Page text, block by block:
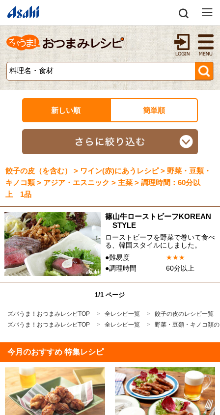
新しい順 簡単順
餃子の皮（を含む） > ワイン(赤)にあうレシピ > 野菜・豆類・
キノコ類 > アジア・エスニック > 主菜 > 調理時間：60分以
上 1品
篠山牛ローストビーフKOREAN
STYLE
ローストビーフを野菜で巻いて食べ
る、韓国スタイルにしました。
●難易度
★★★
●調理時間
60分以上
1/1 ページ
ズバうま！おつまみレシピTOP 全レシピ一覧
餃子の皮のレシピ一覧
ズバうま！おつまみレシピTOP
全レシピ一覧 野菜・豆類・キノコ類
今月のおすすめ 特集レシピ